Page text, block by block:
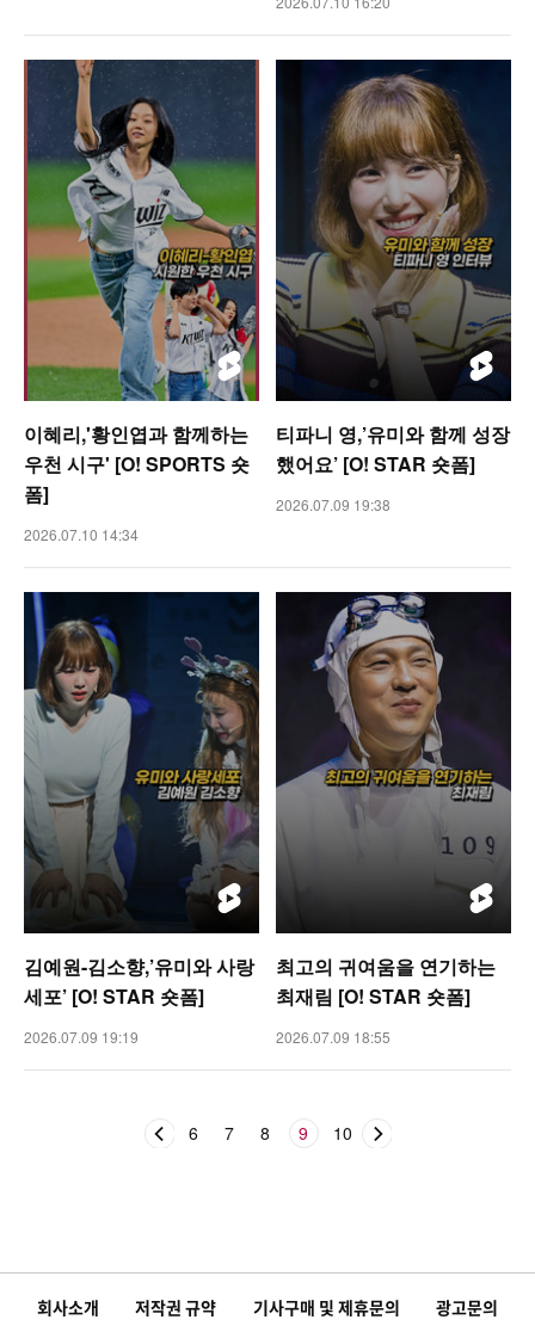
이혜리,'황인엽과 함께하는
우천 시구' [O! SPORTS 숏
폼]
2026.07.10 14:34
티파니 영,’유미와 함께 성장
했어요’ [O! STAR 숏폼]
2026.07.09 19:38
김예원-김소향,’유미와 사랑
세포’ [O! STAR 숏폼]
2026.07.09 19:19
최고의 귀여움을 연기하는
최재림 [O! STAR 숏폼]
2026.07.09 18:55
6 7 8 9 10
회사소개 저작권 규약 기사구매 및 제휴문의 광고문의